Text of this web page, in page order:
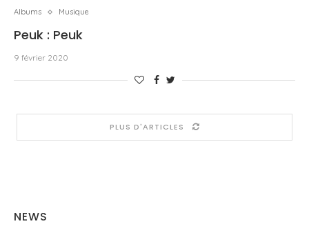
Albums Musique
Peuk : Peuk
9 février 2020
PLUS D'ARTICLES
NEWS